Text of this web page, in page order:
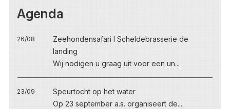
Agenda
26/08
Zeehondensafari I Scheldebrasserie de
landing
Wij nodigen u graag uit voor een un...
23/09
Speurtocht op het water
Op 23 september a.s. organiseert de...